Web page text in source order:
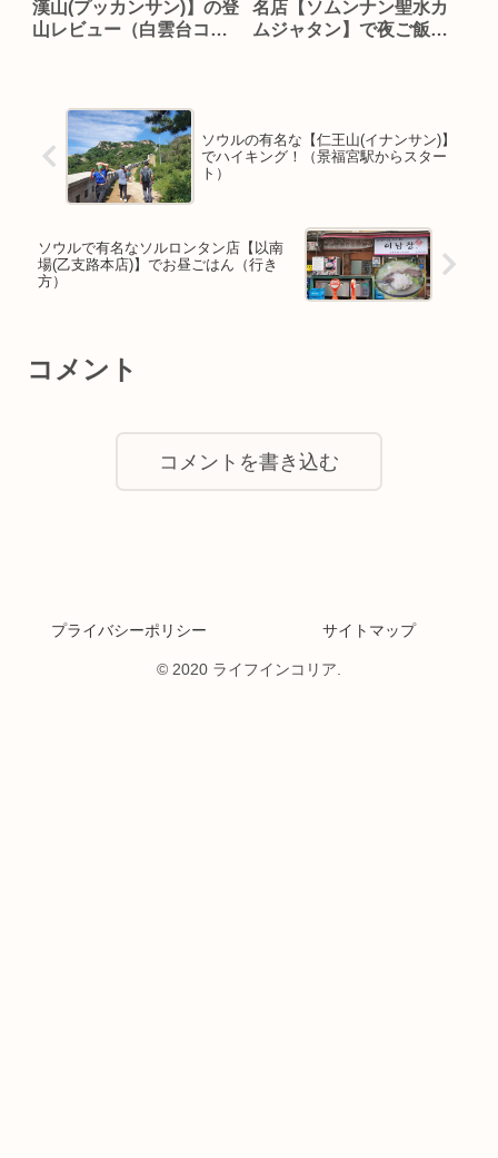
漢山(プッカンサン)】の登
山レビュー（白雲台コー
名店【ソムンナン聖水カ
ムジャタン】で夜ご飯
ソウルの有名な【仁王山(イナンサン)】
でハイキング！（景福宮駅からスター
ト）
ソウルで有名なソルロンタン店【以南
場(乙支路本店)】でお昼ごはん（行き
方）
コメント
コメントを書き込む
プライバシーポリシー サイトマップ
© 2020 ライフインコリア.